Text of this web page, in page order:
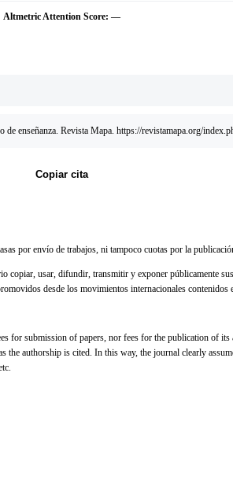
Altmetric Attention Score: —
enseñanza. Revista Mapa. https://revistamapa.org/
Copiar cita
por envío de trabajos, ni tampoco cuotas por la
copiar, usar, difundir, transmitir y exponer públicamente
desde los movimientos internacionales contenidos
for submission of papers, nor fees for the publication of its
authorship is cited. In this way, the journal clearly